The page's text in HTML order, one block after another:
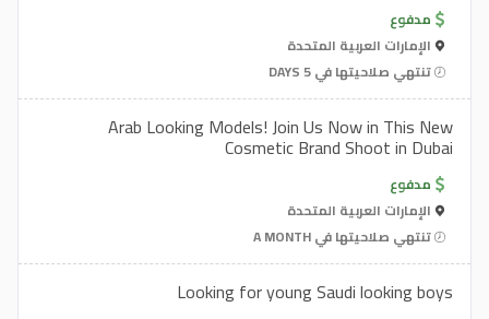
مدفوع
الإمارات العربية المتحدة
تنتهي صلاحيتها في 5 DAYS
Arab Looking Models! Join Us Now in This New
Cosmetic Brand Shoot in Dubai
مدفوع
الإمارات العربية المتحدة
تنتهي صلاحيتها في A MONTH
Looking for young Saudi looking boys